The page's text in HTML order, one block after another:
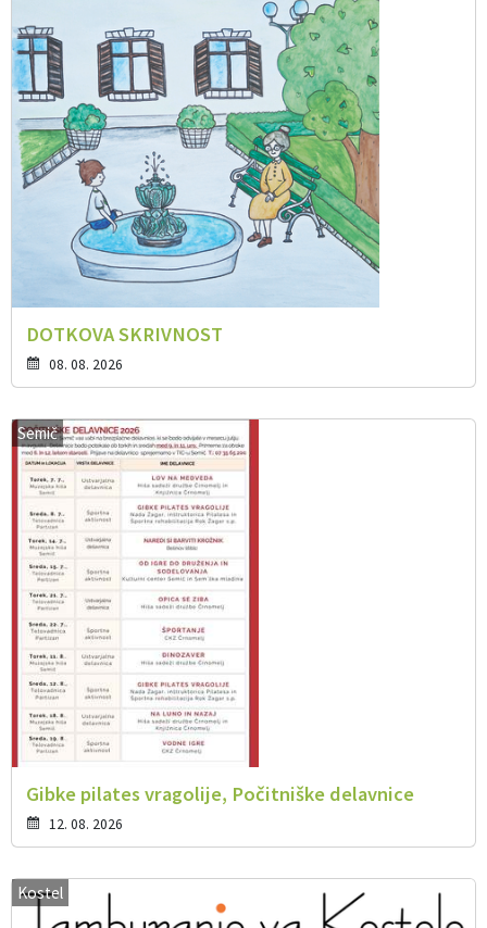
DOTKOVA SKRIVNOST
08. 08. 2026
Semič
Gibke pilates vragolije, Počitniške delavnice
12. 08. 2026
Kostel